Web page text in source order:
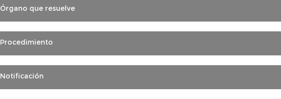
Órgano que resuelve
Procedimiento
Notificación